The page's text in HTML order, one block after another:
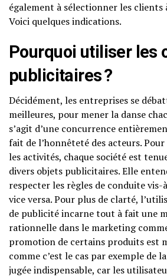
également à sélectionner les clients
Voici quelques indications.
Pourquoi utiliser les
publicitaires ?
Décidément, les entreprises se
meilleures, pour mener la danse
s’agit d’une concurrence
fait de l’honnêteté des acteurs.
les activités, chaque société est
divers objets publicitaires. Elle
respecter les règles de conduite vis-
vice versa. Pour plus de clarté,
de publicité incarne tout à fait une
rationnelle dans le marketing
promotion de certains produits est
comme c’est le cas par exemple de
jugée indispensable, car les